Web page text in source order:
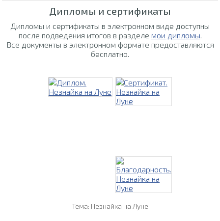
Дипломы и сертификаты
Дипломы и сертификаты в электронном виде доступны
после подведения итогов в разделе мои дипломы.
Все документы в электронном формате предоставляются
бесплатно.
Тема: Незнайка на Луне